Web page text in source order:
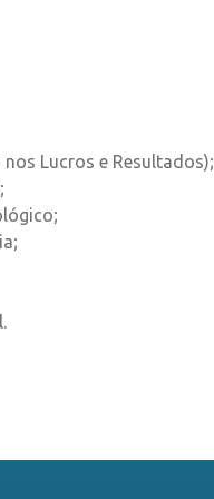
nos Lucros e Resultados);